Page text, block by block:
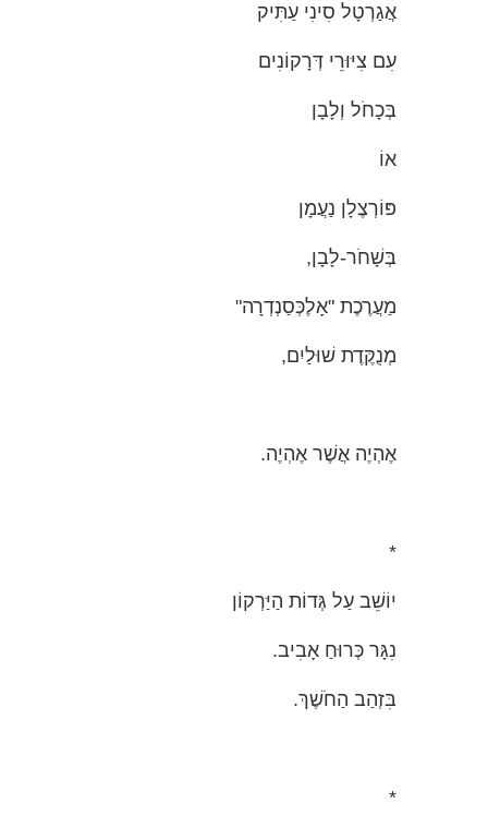
אֲגַרְטָל סִינִי עַתִּיק
עִם צִיּוּרֵי דְּרָקוֹנִים
בְּכָחֹל וְלָבָן
אוֹ
פּוֹרְצֶלָן נַעֲמָן
בְּשָׁחֹר-לָבָן,
מַעֲרֶכֶת "אָלֶכְּסַנְדְרָה"
מְנֻקֶּדֶת שׁוּלַיִם,
אֶהְיֶה אֲשֶׁר אֶהְיֶה.
*
יוֹשֵׁב עַל גְּדוֹת הַיַּרְקוֹן
נִגָּר כְּרוּחַ אָבִיב.
בִּזְהַב הַחֹשֶׁךְ.
*